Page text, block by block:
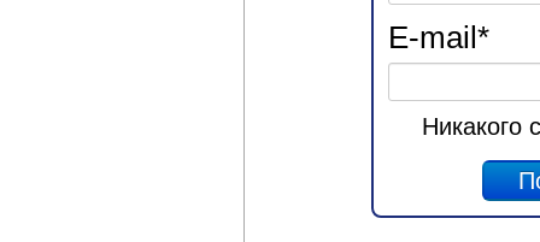
E-mail*
Никакого